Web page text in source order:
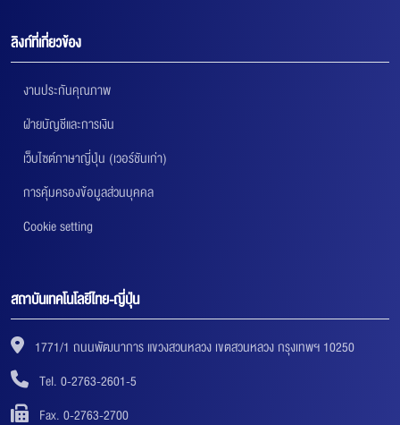
ลิงก์ที่เกี่ยวข้อง
งานประกันคุณภาพ
ฝ่ายบัญชีและการเงิน
เว็บไซต์ภาษาญี่ปุ่น (เวอร์ชันเก่า)
การคุ้มครองข้อมูลส่วนบุคคล
Cookie setting
สถาบันเทคโนโลยีไทย-ญี่ปุ่น
1771/1 ถนนพัฒนาการ แขวงสวนหลวง เขตสวนหลวง กรุงเทพฯ 10250
Tel. 0-2763-2601-5
Fax. 0-2763-2700